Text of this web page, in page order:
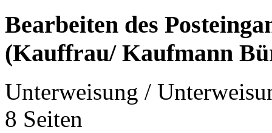
Bearbeiten des
(Kauffrau/ Kaufmann
Unterweisung /
8 Seiten